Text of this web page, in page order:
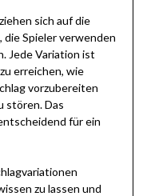
sich auf die
Spieler verwenden
Jede Variation ist
erreichen, wie
vorzubereiten
stören. Das
für ein
zu lassen und